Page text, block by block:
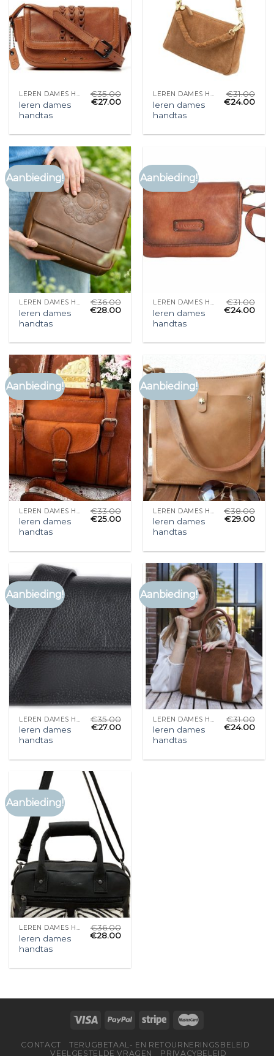
LEREN DAMES HANDTAS
leren dames
handtas
€35.00
€27.00
LEREN DAMES HANDTAS
leren dames
handtas
€31.00
€24.00
Aanbieding!
LEREN DAMES HANDTAS
leren dames
handtas
€36.00
€28.00
Aanbieding!
LEREN DAMES HANDTAS
leren dames
handtas
€31.00
€24.00
Aanbieding!
leren dames
handtas
€33.00
€25.00
Aanbieding!
leren dames
handtas
€38.00
€29.00
Aanbieding!
LEREN DAMES HANDTAS
leren dames
handtas
€35.00
€27.00
Aanbieding!
LEREN DAMES HANDTAS
leren dames
handtas
€31.00
€24.00
Aanbieding!
LEREN DAMES HANDTAS
leren dames
handtas
€36.00
€28.00
CONTACT
TERUGBETAAL- EN RETOURNERINGSBELEID
VEELGESTELDE VRAGEN
PRIVACYBELEID